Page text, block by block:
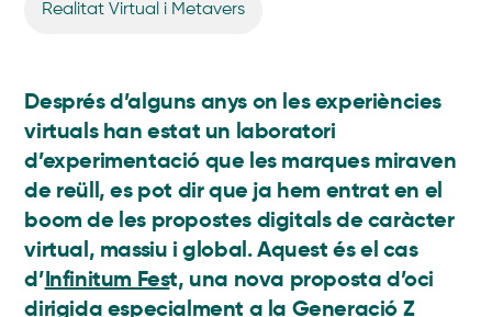
Realitat Virtual i Metavers
Després d’alguns anys on les experiències
virtuals han estat un laboratori
d’experimentació que les marques miraven
de reüll, es pot dir que ja hem entrat en el
boom de les propostes digitals de caràcter
virtual, massiu i global. Aquest és el cas
d’Infinitum Fest, una nova proposta d’oci
dirigida especialment a la Generació Z